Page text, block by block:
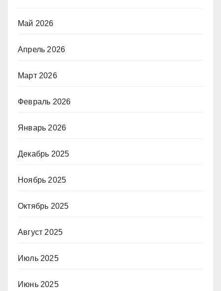
Май 2026
Апрель 2026
Март 2026
Февраль 2026
Январь 2026
Декабрь 2025
Ноябрь 2025
Октябрь 2025
Август 2025
Июль 2025
Июнь 2025